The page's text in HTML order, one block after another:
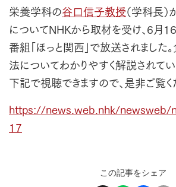
栄養学科の谷口信子教授（学科長
についてNHKから取材を受け、6月
番組「ほっと関西」で放送されました
法についてわかりやすく解説されてい
下記で視聴できますので、是非ご覧く
https://news.web.nhk/newsweb/
17
この記事をシェア